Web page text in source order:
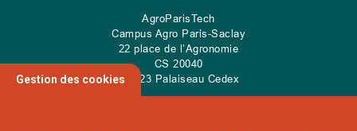
AgroParisTech
Campus Agro Paris-Saclay
22 place de l’Agronomie
CS 20040
91 123 Palaiseau Cedex
Gestion des cookies